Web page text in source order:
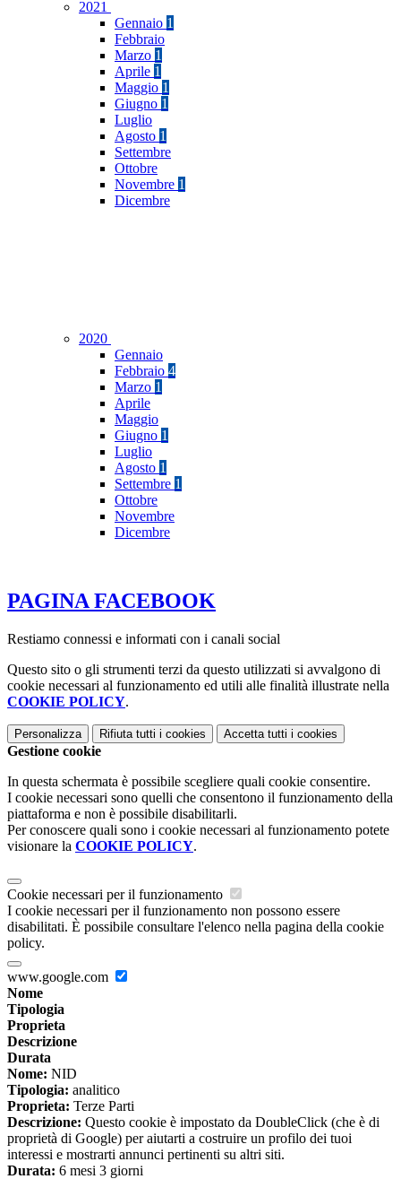
2021
Gennaio 1
Febbraio
Marzo 1
Aprile 1
Maggio 1
Giugno 1
Luglio
Agosto 1
Settembre
Ottobre
Novembre 1
Dicembre
2020
Gennaio
Febbraio 4
Marzo 1
Aprile
Maggio
Giugno 1
Luglio
Agosto 1
Settembre 1
Ottobre
Novembre
Dicembre
PAGINA FACEBOOK
Restiamo connessi e informati con i canali social
Questo sito o gli strumenti terzi da questo utilizzati si avvalgono di
cookie necessari al funzionamento ed utili alle finalità illustrate nella
COOKIE POLICY.
Personalizza Rifiuta tutti i cookies Accetta tutti i cookies
Gestione cookie
In questa schermata è possibile scegliere quali cookie consentire.
I cookie necessari sono quelli che consentono il funzionamento della
piattaforma e non è possibile disabilitarli.
Per conoscere quali sono i cookie necessari al funzionamento potete
visionare la COOKIE POLICY.
Cookie necessari per il funzionamento
I cookie necessari per il funzionamento non possono essere
disabilitati. È possibile consultare l'elenco nella pagina della cookie
policy.
www.google.com
Nome
Tipologia
Proprieta
Descrizione
Durata
Nome: NID
Tipologia: analitico
Proprieta: Terze Parti
Descrizione: Questo cookie è impostato da DoubleClick (che è di
proprietà di Google) per aiutarti a costruire un profilo dei tuoi
interessi e mostrarti annunci pertinenti su altri siti.
Durata: 6 mesi 3 giorni